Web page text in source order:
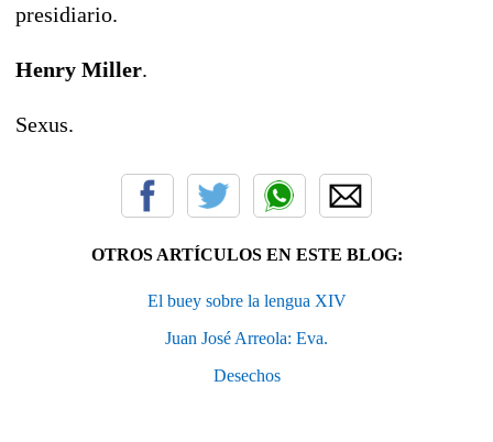
presidiario.
Henry Miller.
Sexus.
OTROS ARTÍCULOS EN ESTE BLOG:
El buey sobre la lengua XIV
Juan José Arreola: Eva.
Desechos